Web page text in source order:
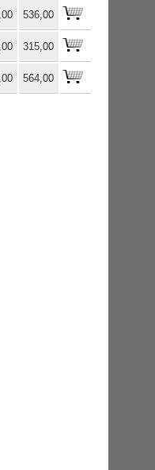
536,00
315,00
564,00